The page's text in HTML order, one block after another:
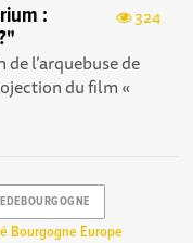
324
:
l’arquebuse de
du film «
Bourgogne Europe